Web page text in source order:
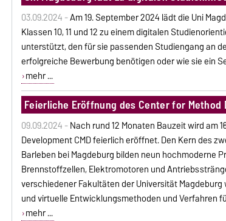
03.09.2024 -Am 19. September 2024 lädt die Uni
Klassen 10, 11 und 12 zu einem digitalen
unterstützt, den für sie passenden Studiengang an
erfolgreiche Bewerbung benötigen oder wie sie ein
mehr ...
Feierliche Eröffnung des Center for Method
09.09.2024 -Nach rund 12 Monaten Bauzeit wird am
Development CMD feierlich eröffnet. Den Kern des
Barleben bei Magdeburg bilden neun hochmoderne
Brennstoffzellen, Elektromotoren und
verschiedener Fakultäten der Universität
und virtuelle Entwicklungsmethoden und Verfahren
mehr ...